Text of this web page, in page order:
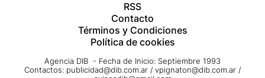
RSS
Contacto
Términos y Condiciones
Política de cookies
Agencia DIB - Fecha de Inicio: Septiembre 1993
Contactos: publicidad@dib.com.ar / vpignaton@dib.com.ar /